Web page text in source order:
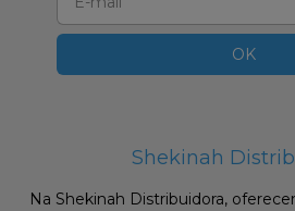
Shekinah
Na Shekinah Distribuidora,